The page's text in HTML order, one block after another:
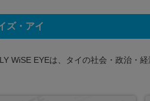
ズ・アイ
WiSE EYEは、タイの社会・政治・